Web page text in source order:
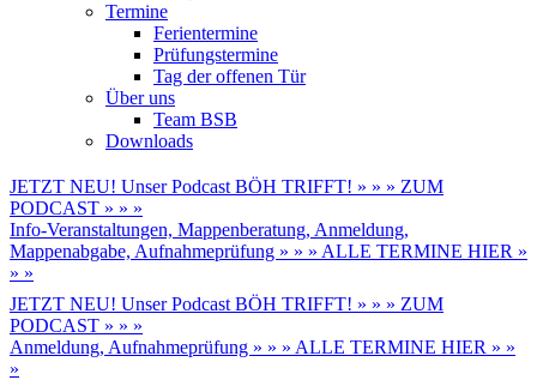
Termine
Ferientermine
Prüfungstermine
Tag der offenen Tür
Über uns
Team BSB
Downloads
JETZT NEU! Unser Podcast BÖH TRIFFT! » » » ZUM
PODCAST » » »
Info-Veranstaltungen, Mappenberatung, Anmeldung,
Mappenabgabe, Aufnahmeprüfung » » » ALLE TERMINE HIER »
» »
JETZT NEU! Unser Podcast BÖH TRIFFT! » » » ZUM
PODCAST » » »
Anmeldung, Aufnahmeprüfung » » » ALLE TERMINE HIER » »
»